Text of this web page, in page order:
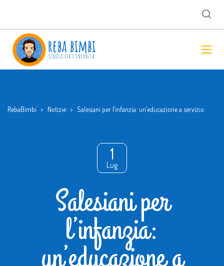
RebaBimbi > Notizie > Salesiani per l’infanzia: un’educazione a servizio
1
Lug
Salesiani per
l’infanzia: